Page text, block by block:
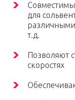
для
т.д.
Позволяют
скоростях